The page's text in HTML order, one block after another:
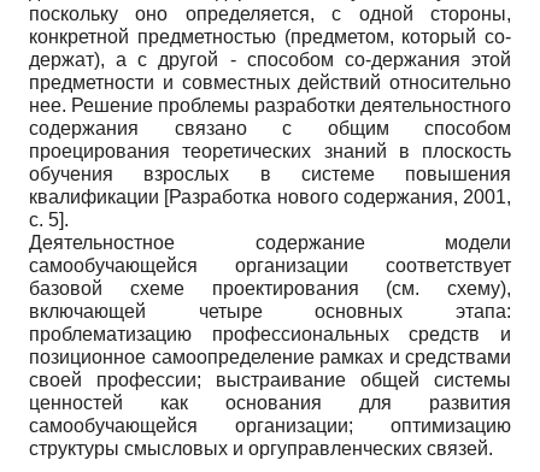
поскольку оно определяется, с одной стороны,
конкретной предметностью (предметом, который со-
держат), а с другой - способом со-держания этой
предметности и совместных действий относительно
нее. Решение проблемы разработки деятельностного
содержания связано с общим способом
проецирования теоретических знаний в плоскость
обучения взрослых в системе повышения
квалификации [Разработка нового содержания, 2001,
с. 5].
Деятельностное содержание модели
самообучающейся организации соответствует
базовой схеме проектирования (см. схему),
включающей четыре основных этапа:
проблематизацию профессиональных средств и
позиционное самоопределение рамках и средствами
своей профессии; выстраивание общей системы
ценностей как основания для развития
самообучающейся организации; оптимизацию
структуры смысловых и оргуправленческих связей.